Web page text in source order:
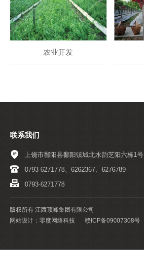
农业开发
联系我们
上饶市鄱阳县鄱阳镇城北水韵芝阳六栋1号
0793-6271778、6262367、6276789
0793-6271778
版权所有 江西顶峰集团有限公司
网站设计：零度网络科技
赣ICP备09007308号